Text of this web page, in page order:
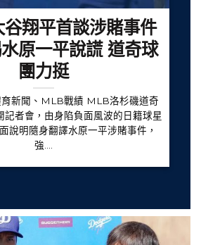
翔平首談涉賭事件
原一平說謊 道奇球
團力挺
新聞、MLB戰績 MLB洛杉磯道奇
記者會，由身陷負面風波的日籍球星
說明隨身翻譯水原一平涉賭事件，
強....